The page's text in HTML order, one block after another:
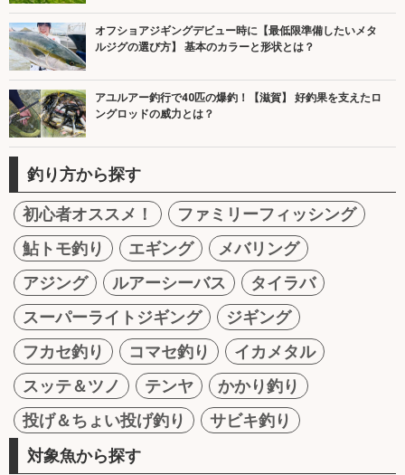
オフショアジギングデビュー時に【最低限準備したいメタ
ルジグの選び方】 基本のカラーと形状とは？
アユルアー釣行で40匹の爆釣！【滋賀】 好釣果を支えたロ
ングロッドの威力とは？
釣り方から探す
初心者オススメ！
ファミリーフィッシング
鮎トモ釣り
エギング
メバリング
アジング
ルアーシーバス
タイラバ
スーパーライトジギング
ジギング
フカセ釣り
コマセ釣り
イカメタル
スッテ＆ツノ
テンヤ
かかり釣り
投げ＆ちょい投げ釣り
サビキ釣り
対象魚から探す